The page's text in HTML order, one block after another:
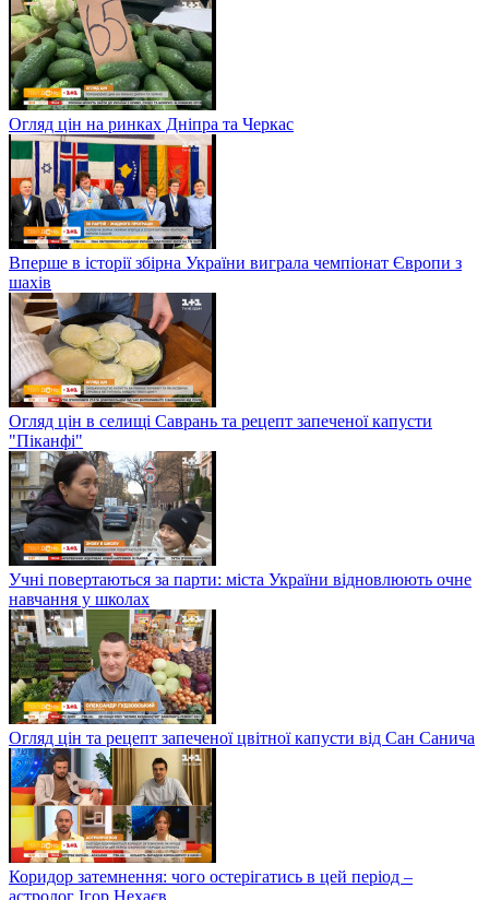
Огляд цін на ринках Дніпра та Черкас
Вперше в історії збірна України виграла чемпіонат Європи з
шахів
Огляд цін в селищі Саврань та рецепт запеченої капусти
"Піканфі"
Учні повертаються за парти: міста України відновлюють очне
навчання у школах
Огляд цін та рецепт запеченої цвітної капусти від Сан Санича
Коридор затемнення: чого остерігатись в цей період –
астролог Ігор Нехаєв